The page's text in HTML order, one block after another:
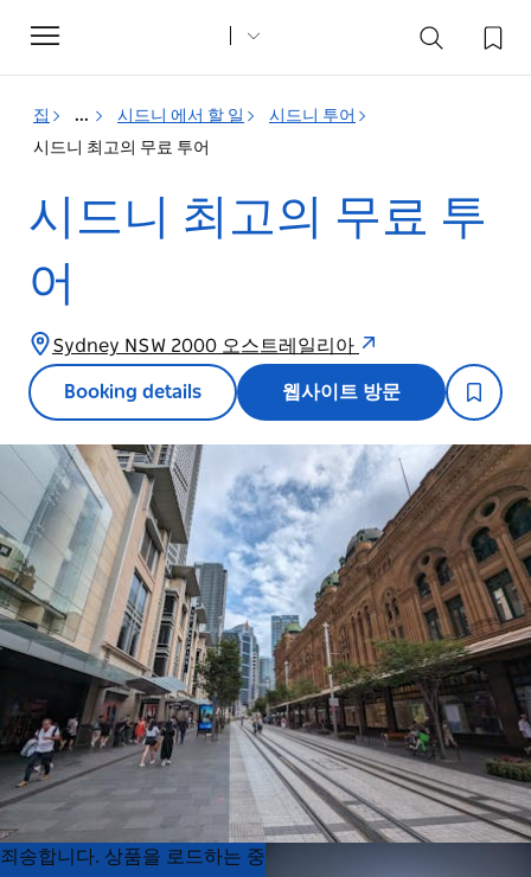
Toggle
navigation
집 ... 시드니 에서 할 일
시드니 투어
시드니 최고의 무료 투어
시드니 최고의 무료 투
어
Sydney NSW 2000 오스트레일리아
Booking details 웹사이트 방문
Product
Product
죄송합니다. 상품을 로드하는 중